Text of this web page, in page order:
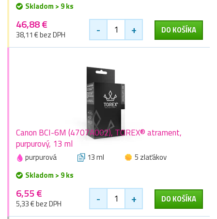
Skladom > 9 ks
46,88 €
38,11 € bez DPH - + DO KOŠÍKA
Canon BCI-6M (4707A002), TOREX® atrament,
purpurový, 13 ml
purpurová 13 ml
5 zlaťákov
Skladom > 9 ks
6,55 €
5,33 € bez DPH - + DO KOŠÍKA